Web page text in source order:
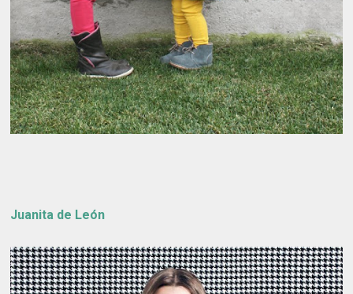
Juanita de León